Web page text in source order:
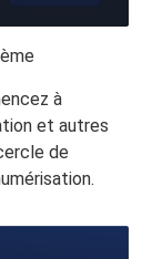
à
et autres
de